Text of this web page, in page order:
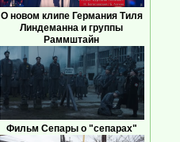
О новом клипе Германия Тиля
Линдеманна и группы
Раммштайн
Фильм Сепары о "сепарах"